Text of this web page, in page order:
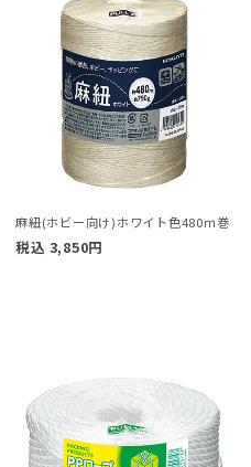
麻紐(ホビー向け)ホワイト色480ｍ巻
税込 3,850円